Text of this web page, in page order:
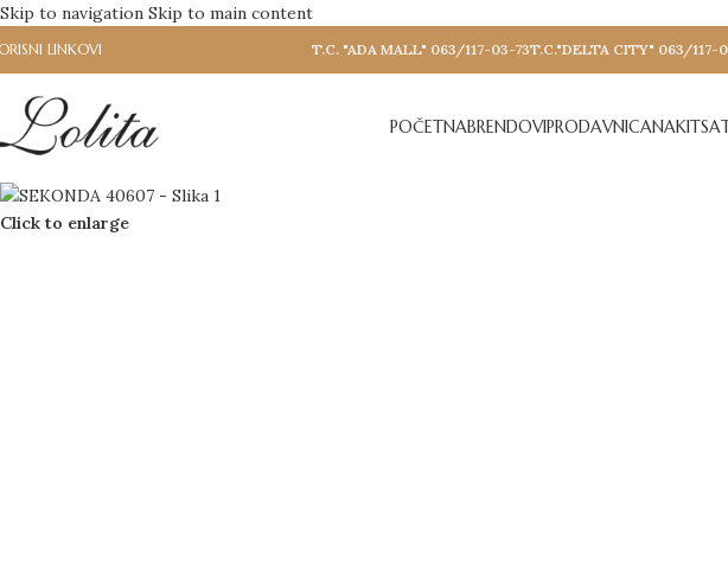
Skip to navigation Skip to main content
LINKOVI T.C. "ADA MALL" 063/117-03-73T.C."DELTA CITY" 063/117-
POČETNABRENDOVIPRODAVNICANAKIT
Click to enlarge